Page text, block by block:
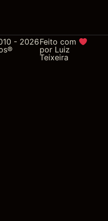
- 2026Feito com
por Luiz
Teixeira